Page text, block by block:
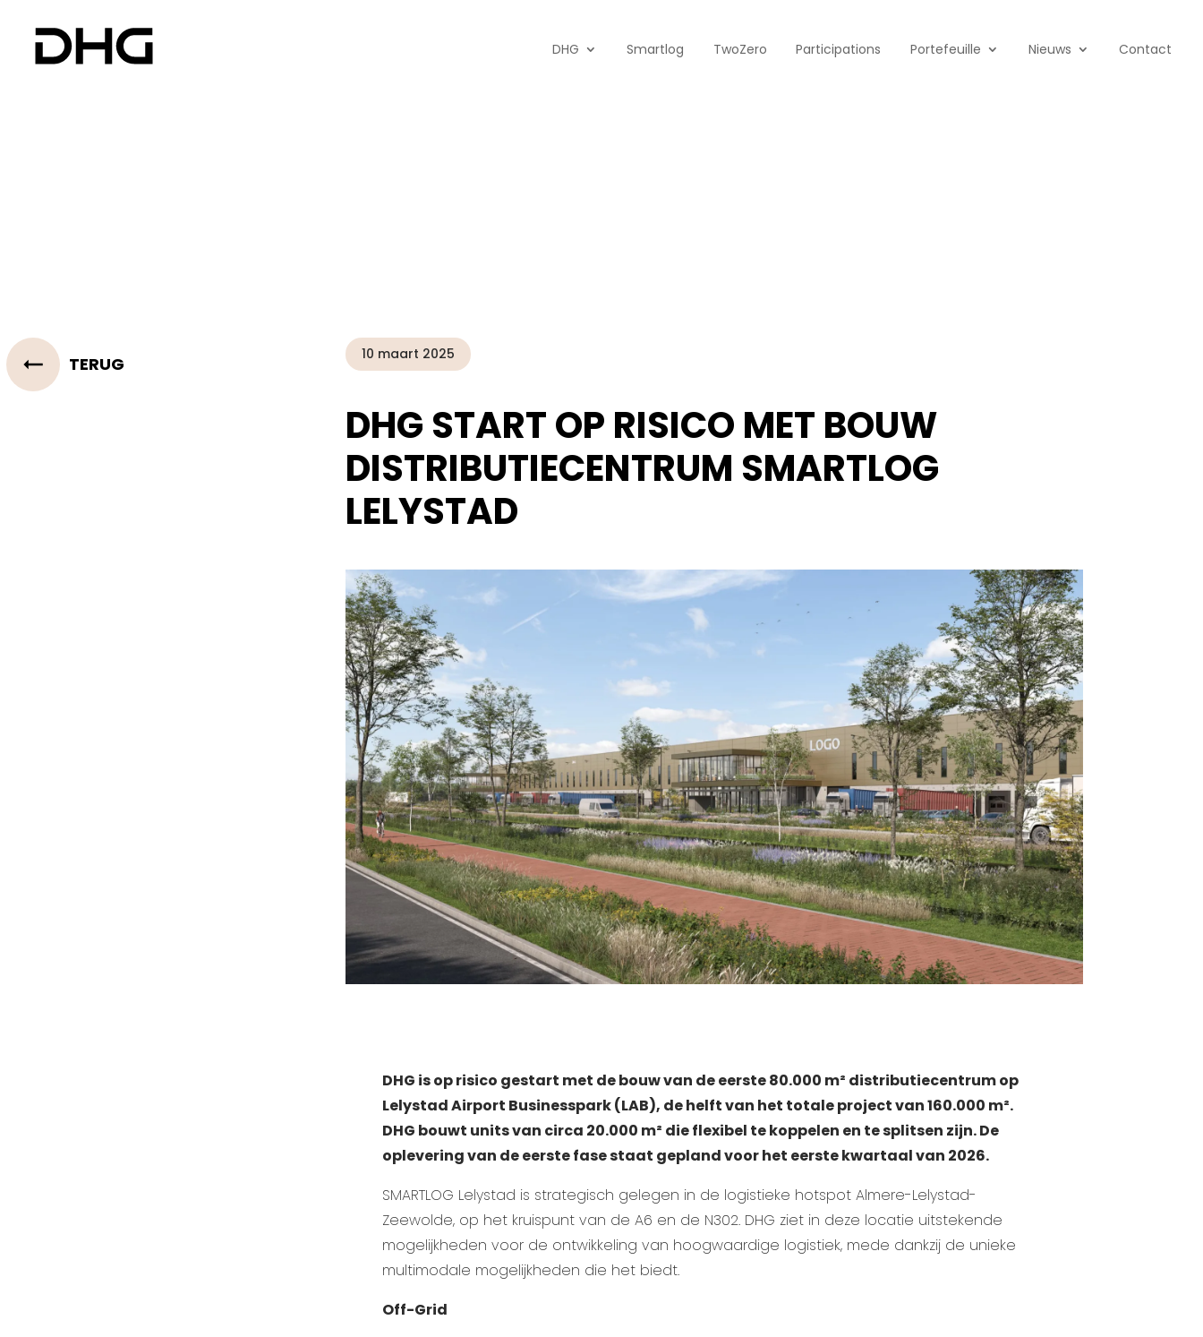
DHG Smartlog TwoZero Participations Portefeuille Nieuws Contact
TERUG 10 maart 2025
DHG START OP RISICO MET BOUW
DISTRIBUTIECENTRUM SMARTLOG
LELYSTAD
DHG is op risico gestart met de bouw van de eerste 80.000 m² distributiecentrum op
Lelystad Airport Businesspark (LAB), de helft van het totale project van 160.000 m².
DHG bouwt units van circa 20.000 m² die flexibel te koppelen en te splitsen zijn. De
oplevering van de eerste fase staat gepland voor het eerste kwartaal van 2026.
SMARTLOG Lelystad is strategisch gelegen in de logistieke hotspot Almere-Lelystad-
Zeewolde, op het kruispunt van de A6 en de N302. DHG ziet in deze locatie uitstekende
mogelijkheden voor de ontwikkeling van hoogwaardige logistiek, mede dankzij de unieke
multimodale mogelijkheden die het biedt.
Off-Grid